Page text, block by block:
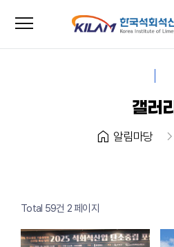
menu
갤러리
home 알림마당 chevron_right
Total 59건 2 페이지